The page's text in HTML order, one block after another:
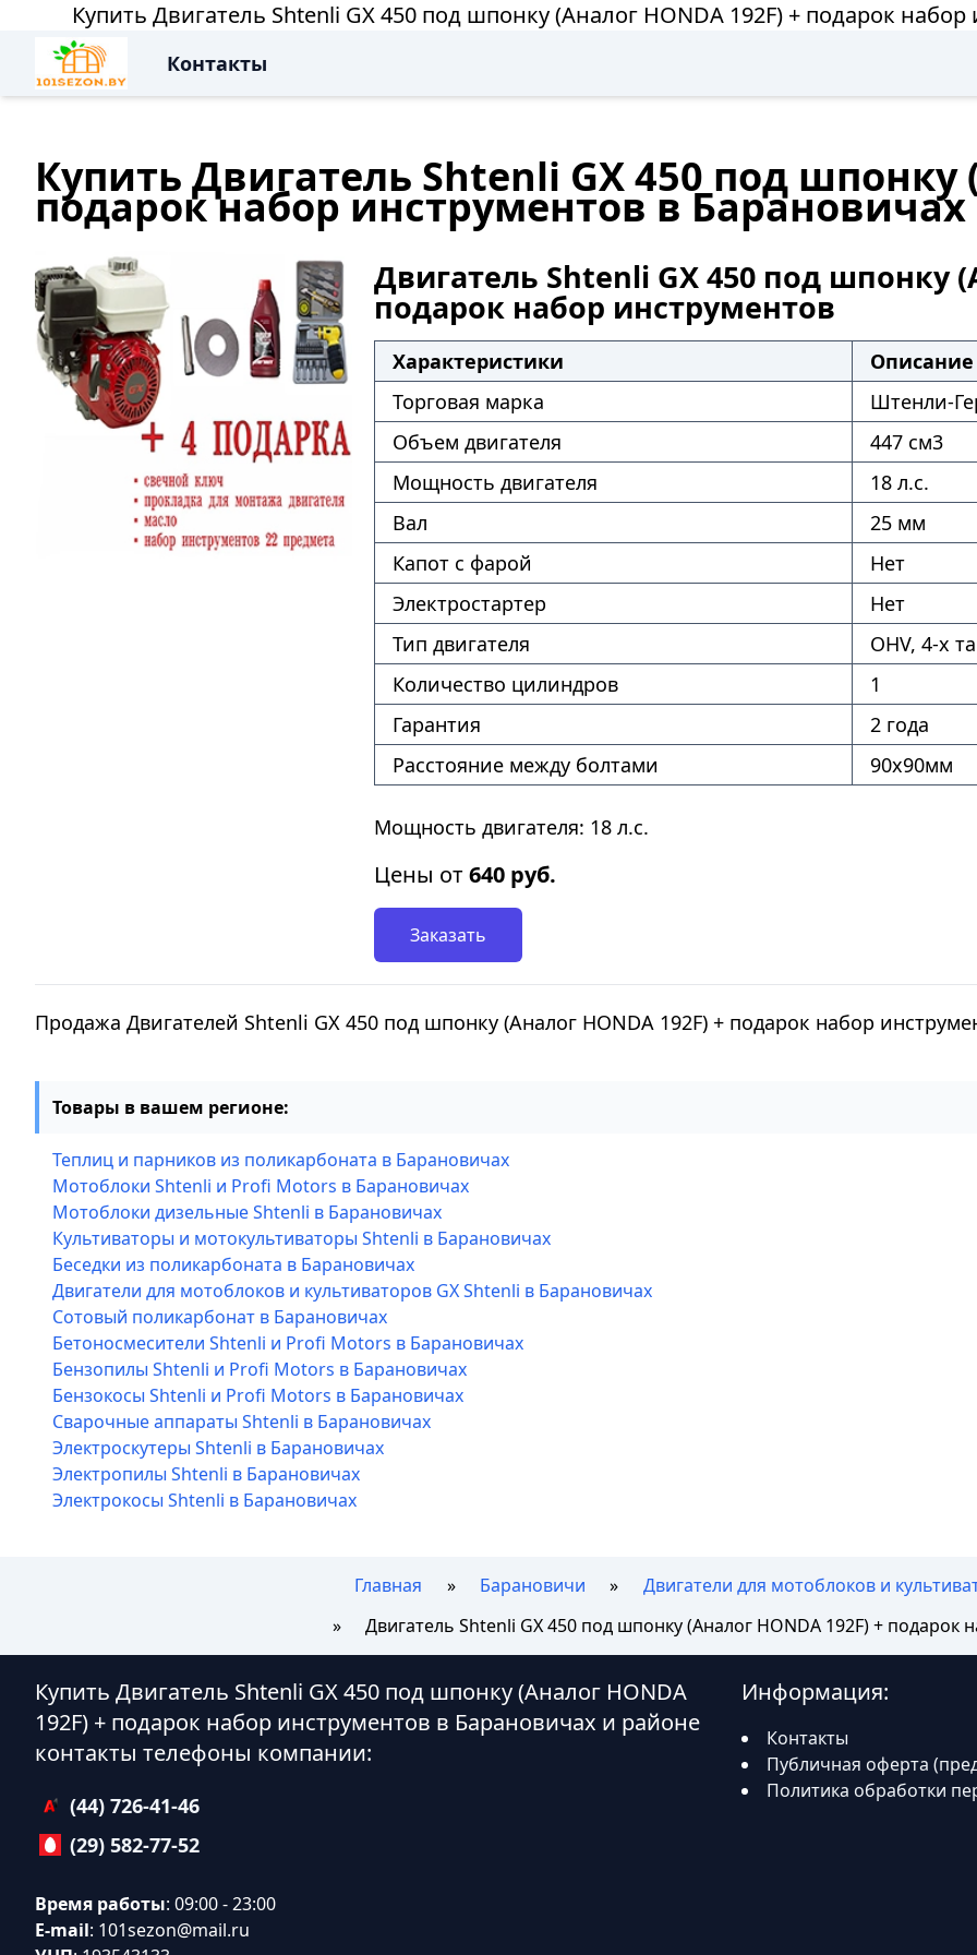
Купить Двигатель Shtenli GX 450 под шпонку (Аналог HONDA 192F) + подарок
Контакты
Купить Двигатель Shtenli GX 450 под шпонку
подарок набор инструментов в
Двигатель Shtenli GX 450 под шпонку
подарок набор инструментов
Характеристики
Описание
Торговая марка
Штенли-
Объем двигателя
447 см3
Мощность двигателя
18 л.с.
Вал
25 мм
Капот с фарой
Нет
Электростартер
Нет
Тип двигателя
OHV, 4-x
Количество цилиндров
1
Гарантия
2 года
Расстояние между болтами
90х90мм
Мощность двигателя: 18 л.с.
Цены от640 руб.
Заказать
Продажа Двигателей Shtenli GX 450 под шпонку (Аналог HONDA 192F) + подарок набор
Товары в вашем регионе:
Теплиц и парников из поликарбоната в Барановичах
Мотоблоки Shtenli и Profi Motors в Барановичах
Мотоблоки дизельные Shtenli в Барановичах
Культиваторы и мотокультиваторы Shtenli в Барановичах
Беседки из поликарбоната в Барановичах
Двигатели для мотоблоков и культиваторов GX Shtenli в Барановичах
Сотовый поликарбонат в Барановичах
Бетоносмесители Shtenli и Profi Motors в Барановичах
Бензопилы Shtenli и Profi Motors в Барановичах
Бензокосы Shtenli и Profi Motors в Барановичах
Сварочные аппараты Shtenli в Барановичах
Электроскутеры Shtenli в Барановичах
Электропилы Shtenli в Барановичах
Электрокосы Shtenli в Барановичах
Главная Барановичи
Двигатели для мотоблоков и
Двигатель Shtenli GX 450 под шпонку (Аналог HONDA 192F) + подарок
Купить Двигатель Shtenli GX 450 под шпонку (Аналог HONDA
192F) + подарок набор инструментов в Барановичах и районе
контакты телефоны компании:
(44) 726-41-46
(29) 582-77-52
Время работы: 09:00 - 23:00
E-mail: 101sezon@mail.ru
Информация:
Контакты
Публичная оферта
Политика обработки